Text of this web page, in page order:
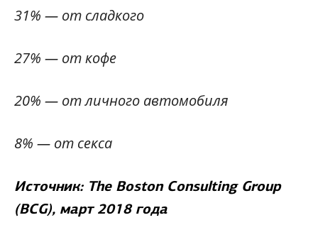
31% — от сладкого
27% — от кофе
20% — от личного автомобиля
8% — от секса
Источник: The Boston Consulting Group
(BCG), март 2018 года